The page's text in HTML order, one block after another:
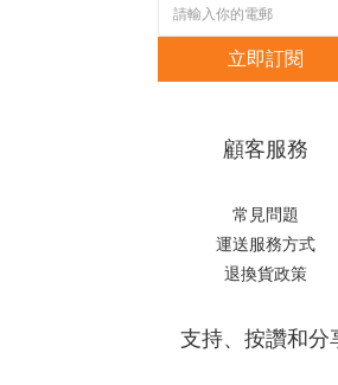
立即訂閱
顧客服務
常見問題
運送服務方式
退換貨政策
支持、按讚和分